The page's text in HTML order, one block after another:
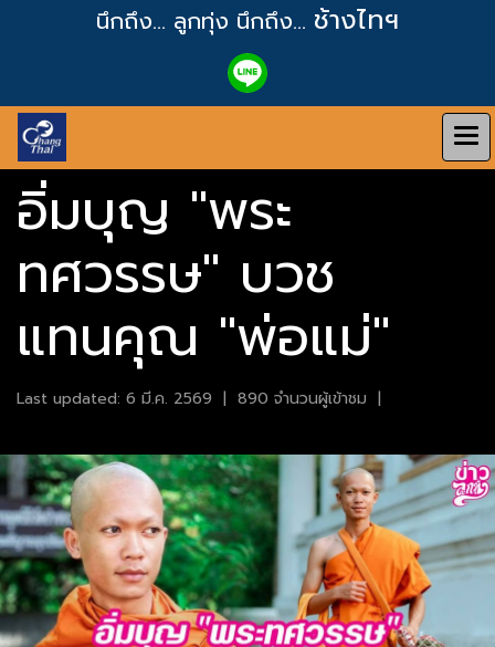
นึกถึง... ลูกทุ่ง นึกถึง... ช้างไทฯ
อิ่มบุญ "พระ
ทศวรรษ" บวช
แทนคุณ "พ่อแม่"
Last updated: 6 มี.ค. 2569 | 890 จำนวนผู้เข้าชม |